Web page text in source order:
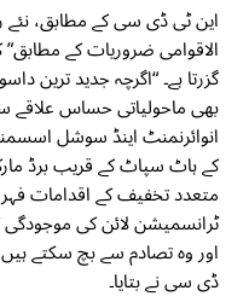
این ٹی ڈی سی کے مطابق، نئے
الاقوامی ضروریات کے مطابق”
گزرتا ہے۔ “اگرچہ جدید ترین
بھی ماحولیاتی حساس علاقے
انوائرنمنٹ اینڈ سوشل
کے ہاٹ سپاٹ کے قریب برڈ
متعدد تخفیف کے اقدامات
ٹرانسمیشن لائن کی
اور وہ تصادم سے بچ سکتے
ڈی سی نے بتایا۔